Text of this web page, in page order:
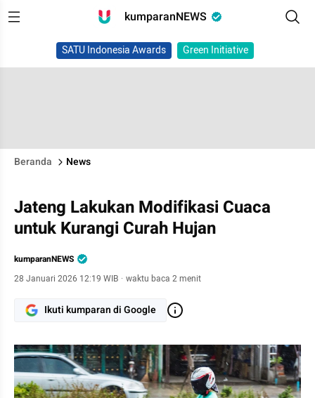
kumparanNEWS
SATU Indonesia Awards Green Initiative
Beranda News
Jateng Lakukan Modifikasi Cuaca
untuk Kurangi Curah Hujan
kumparanNEWS
28 Januari 2026 12:19 WIB · waktu baca 2 menit
Ikuti kumparan di Google